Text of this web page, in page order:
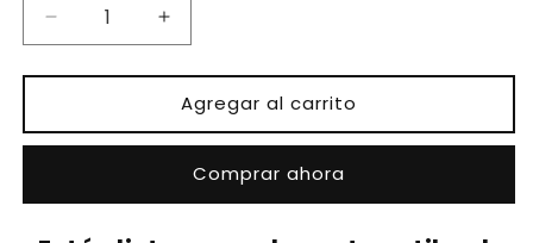
Reducir
cantidad
para
BEIGE
Aumentar
cantidad
para
FRIDA
BEIGE
Agregar al carrito
Comprar ahora